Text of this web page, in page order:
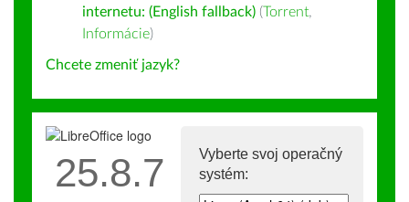
internetu: (English fallback) (Torrent,
Informácie)
Chcete zmeniť jazyk?
Vyberte svoj operačný
systém:
25.8.7